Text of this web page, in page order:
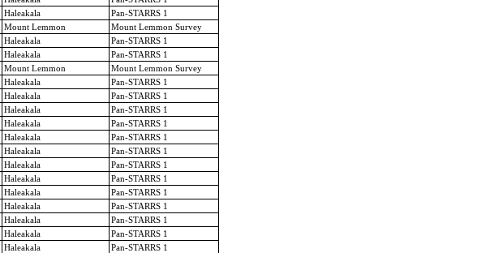
Haleakala
Pan-STARRS 1
Mount Lemmon
Mount Lemmon Survey
Haleakala
Pan-STARRS 1
Haleakala
Pan-STARRS 1
Mount Lemmon
Mount Lemmon Survey
Haleakala
Pan-STARRS 1
Haleakala
Pan-STARRS 1
Haleakala
Pan-STARRS 1
Haleakala
Pan-STARRS 1
Haleakala
Pan-STARRS 1
Haleakala
Pan-STARRS 1
Haleakala
Pan-STARRS 1
Haleakala
Pan-STARRS 1
Haleakala
Pan-STARRS 1
Haleakala
Pan-STARRS 1
Haleakala
Pan-STARRS 1
Haleakala
Pan-STARRS 1
Haleakala
Pan-STARRS 1